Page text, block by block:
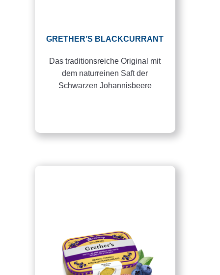
GRETHER’S BLACKCURRANT
Das traditionsreiche Original mit
dem naturreinen Saft der
Schwarzen Johannisbeere